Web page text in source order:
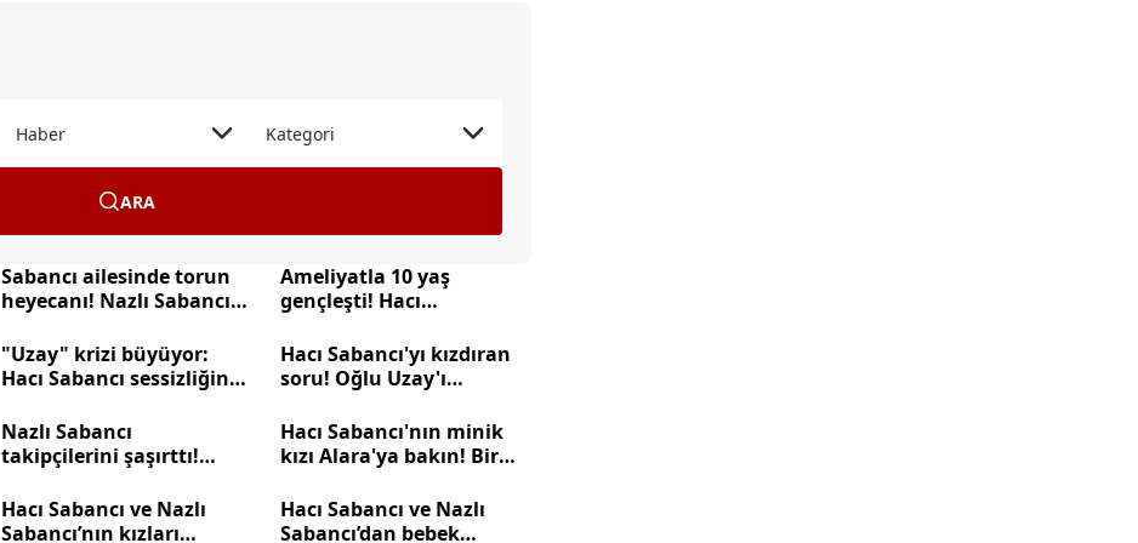
Haber Kategori
ARA
Sabancı ailesinde torun
heyecanı! Nazlı Sabancı
Ameliyatla 10 yaş
gençleşti! Hacı
20'lik genç kızlara taş
çıkarıyor!
"Uzay" krizi büyüyor:
Hacı Sabancı sessizliğini
Hacı Sabancı'yı kızdıran
soru! Oğlu Uzay'ı
Nazlı Sabancı
takipçilerini şaşırttı!
sonuçlanınca...
Hacı Sabancı'nın minik
kızı Alara'ya bakın! Bir
çıkmıştı...
Hacı Sabancı ve Nazlı
Sabancı’nın kızları
Hacı Sabancı ve Nazlı
Sabancı’dan bebek